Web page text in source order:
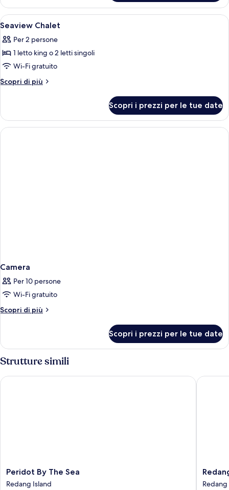
vista
mare
Apri
tutte
le
foto
per
Seaview
Minibar, una cassaforte in camera,
3
Seaview Chalet
Per 2 persone
1 letto king o 2 letti singoli
Wi-Fi gratuito
Scopri di più
Altri
Chalet
Scopri i prezzi per le tue date
Camera
Per 10 persone
Wi-Fi gratuito
Scopri di più
Altri
Scopri i prezzi per le tue date
Strutture simili
Peridot
By
Peridot By The Sea
Redang Island
Peridot By The Sea
Redang
De'
Redang